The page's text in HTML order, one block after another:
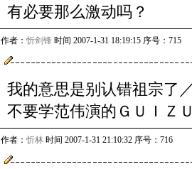
有必要那么激动吗？
作者：忻剑锋 时间 2007-1-31 18:19:15 序号：715
我的意思是别认错祖宗了
不要学范伟演的ＧＵＩ
作者：忻林 时间 2007-1-31 21:10:32 序号：716